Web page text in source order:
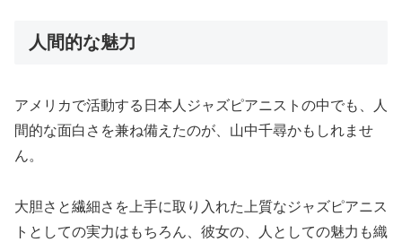
人間的な魅力
アメリカで活動する日本人ジャズピアニストの中でも、人
間的な面白さを兼ね備えたのが、山中千尋かもしれませ
ん。
大胆さと繊細さを上手に取り入れた上質なジャズピアニス
トとしての実力はもちろん、彼女の、人としての魅力も織